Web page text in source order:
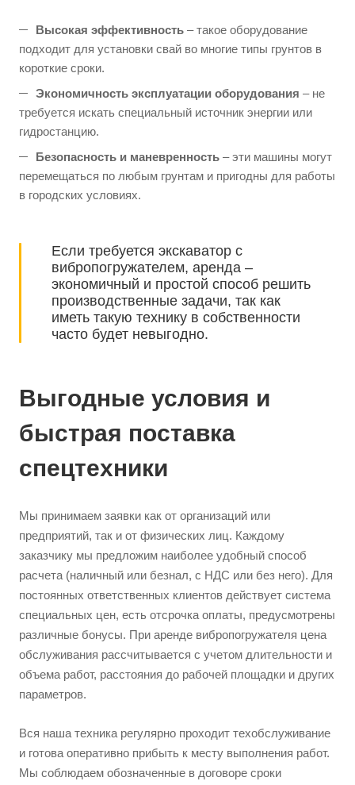
Высокая эффективность – такое оборудование
подходит для установки свай во многие типы грунтов в
короткие сроки.
Экономичность эксплуатации оборудования – не
требуется искать специальный источник энергии или
гидростанцию.
Безопасность и маневренность – эти машины могут
перемещаться по любым грунтам и пригодны для работы
в городских условиях.
Если требуется экскаватор с
вибропогружателем, аренда –
экономичный и простой способ решить
производственные задачи, так как
иметь такую технику в собственности
часто будет невыгодно.
Выгодные условия и
быстрая поставка
спецтехники
Мы принимаем заявки как от организаций или
предприятий, так и от физических лиц. Каждому
заказчику мы предложим наиболее удобный способ
расчета (наличный или безнал, с НДС или без него). Для
постоянных ответственных клиентов действует система
специальных цен, есть отсрочка оплаты, предусмотрены
различные бонусы. При аренде вибропогружателя цена
обслуживания рассчитывается с учетом длительности и
объема работ, расстояния до рабочей площадки и других
параметров.
Вся наша техника регулярно проходит техобслуживание
и готова оперативно прибыть к месту выполнения работ.
Мы соблюдаем обозначенные в договоре сроки